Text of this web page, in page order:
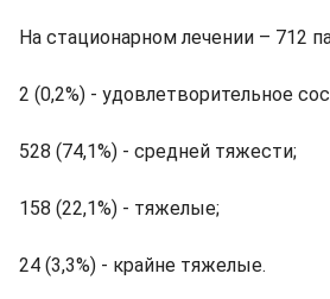
На стационарном лечении – 712
2 (0,2%) - удовлетворительное
528 (74,1%) - средней тяжести;
158 (22,1%) - тяжелые;
24 (3,3%) - крайне тяжелые.